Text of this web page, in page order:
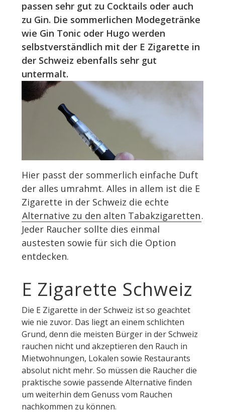
passen sehr gut zu Cocktails oder auch
zu Gin. Die sommerlichen Modegetränke
wie Gin Tonic oder Hugo werden
selbstverständlich mit der E Zigarette in
der Schweiz ebenfalls sehr gut
untermalt.
Hier passt der sommerlich einfache Duft
der alles umrahmt. Alles in allem ist die E
Zigarette in der Schweiz die echte
Alternative zu den alten Tabakzigaretten.
Jeder Raucher sollte dies einmal
austesten sowie für sich die Option
entdecken.
E Zigarette Schweiz
Die E Zigarette in der Schweiz ist so geachtet
wie nie zuvor. Das liegt an einem schlichten
Grund, denn die meisten Bürger in der Schweiz
rauchen nicht und akzeptieren den Rauch in
Mietwohnungen, Lokalen sowie Restaurants
absolut nicht mehr. So müssen die Raucher die
praktische sowie passende Alternative finden
um weiterhin dem Genuss vom Rauchen
nachkommen zu können.